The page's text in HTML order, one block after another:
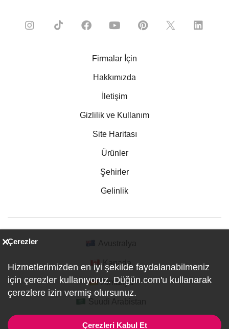
Firmalar İçin
Hakkımızda
İletişim
Gizlilik ve Kullanım
Site Haritası
Ürünler
Şehirler
Gelinlik
Kanada
Almanya
Çerezler
Hizmetlerimizden en iyi şekilde faydalanabilmeniz
için çerezler kullanıyoruz. Düğün.com'u kullanarak
çerezlere izin vermiş olursunuz.
Çerezleri Kabul Et